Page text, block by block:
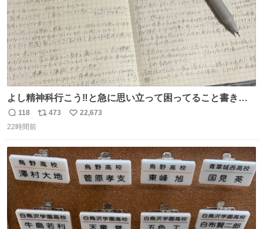
よし精神科行こう‼️と急に思い立って困ってること書き出
してたらペン止まらなくなってすごい勢いで埋まってワロ
タ
返
信
118
リ
ト
数
473
い
数
22,673
22時間前